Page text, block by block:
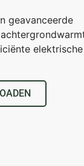
geavanceerde
elektrische